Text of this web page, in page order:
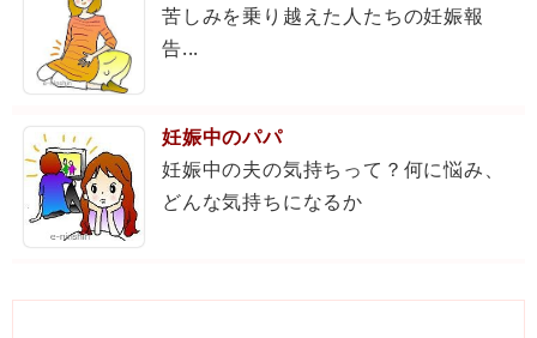
苦しみを乗り越えた人たちの妊娠報
告...
妊娠中のパパ
妊娠中の夫の気持ちって？何に悩み、
どんな気持ちになるか